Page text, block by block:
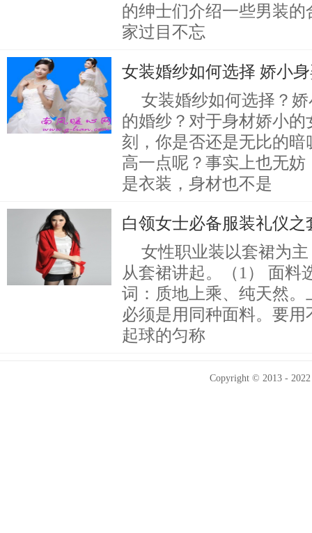
的绅士们介绍一些男装
家过目不忘
女装婚纱如何选择 娇小
女装婚纱如何选择？
的婚纱？对于身材娇小
刻，你是否还是无比的
高一点呢？事实上也无
是衣装，身材也不是
白领女士必备服装礼仪之
女性职业装以套裙为
从套裙讲起。（1） 面料
词：质地上乘、纯天然
必须是用同种面料。要
起球的匀称
Copyright © 2013 -